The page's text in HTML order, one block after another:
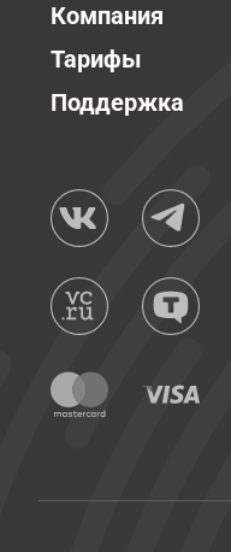
Компания
Тарифы
Поддержка